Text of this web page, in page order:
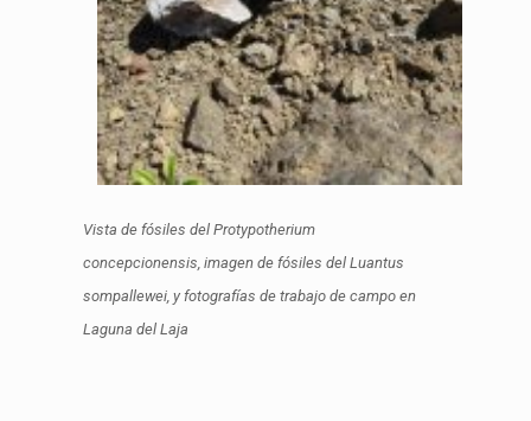
Vista de fósiles del Protypotherium
concepcionensis,imagen de fósiles del Luantus
sompallewei, y fotografías de trabajo de campo en
Laguna del Laja